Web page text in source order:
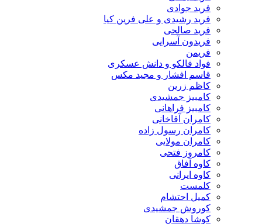
فرید جوادی
فرید رشیدی و علی فرین کیا
فرید صالحی
فریدون آسرایی
فریمن
فواد فالکو و دانش عسکری
قاسم افشار و مجید مکس
کاظم زرین
کامبیز جمشیدی
کامبیز فراهانی
کامران آقاخانی
کامران رسول زاده
کامران مولایی
کامروز فتحی
کاوه آفاق
کاوه ایرانی
کلمست
کمیل احتشام
کوروش جمشیدی
کوشا دهقان